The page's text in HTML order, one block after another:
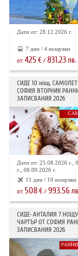
Дати от: 28.12.2026 г.
7 дни / 4 нощувки
от: 425 €/ 831.23лв.
СИДЕ 10 нощ.
СОФИЯ ВТОРНИК
ЗАПИСВАНИЯ 2026
Дати от: 25.08.2026 г.,
г., 08.09.2026 г.
11 дни / 10 нощувки
от: 508€/ 993.56
СИДЕ-АНТАЛИЯ 7
ЧАРТЪР OT СОФИЯ
ЗАПИСВАНИЯ 2026